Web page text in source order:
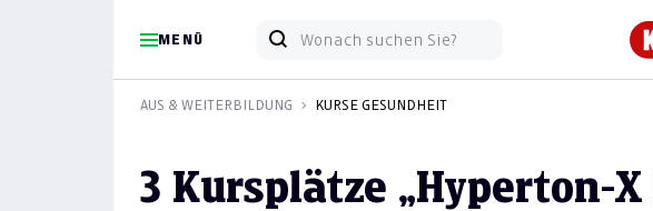
MENÜ
AUS & WEITERBILDUNG
KURSE GESUNDHEIT
3 Kursplätze „Hyperton-